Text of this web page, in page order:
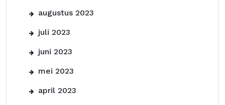
augustus 2023
juli 2023
juni 2023
mei 2023
april 2023